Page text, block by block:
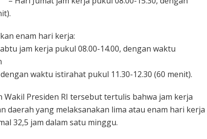
enam hari kerja:
jam kerja pukul 08.00-14.00, dengan waktu
waktu istirahat pukul 11.30-12.30 (60 menit).
Wakil Presiden RI tersebut tertulis bahwa jam kerja
daerah yang melaksanakan lima atau enam hari kerja
32,5 jam dalam satu minggu.